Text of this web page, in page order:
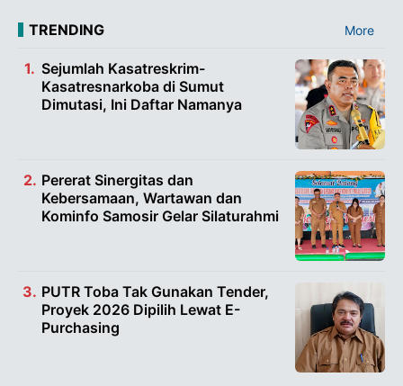
TRENDING More
Sejumlah Kasatreskrim-
Kasatresnarkoba di Sumut
Dimutasi, Ini Daftar Namanya
Pererat Sinergitas dan
Kebersamaan, Wartawan dan
Kominfo Samosir Gelar Silaturahmi
PUTR Toba Tak Gunakan Tender,
Proyek 2026 Dipilih Lewat E-
Purchasing